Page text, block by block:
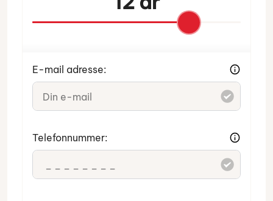
E-mail adresse:
Telefonnummer: